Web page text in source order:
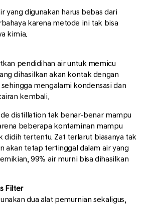
yang digunakan harus bebas dari
karena metode ini tak bisa
kimia.
pendidihan air untuk memicu
dihasilkan akan kontak dengan
mengalami kondensasi dan
kembali.
distillation tak benar-benar mampu
beberapa kontaminan mampu
didih tertentu. Zat terlarut biasanya tak
akan tetap tertinggal dalam air yang
99% air murni bisa dihasilkan
Filter
dua alat pemurnian sekaligus,